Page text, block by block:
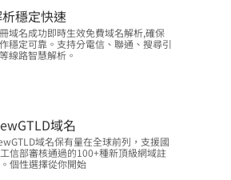
穩定快速
域名成功即時生效免費域名解析,確保
穩定可靠。支持分電信、聯通、搜尋引
線路智慧解析。
域名
域名保有量在全球前列，支援國
信部審核通過的100+種新頂級網域註
個性選擇從你開始